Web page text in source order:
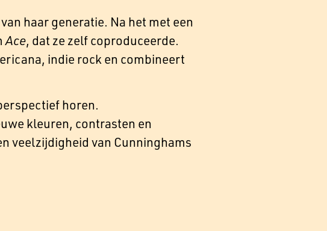
haar generatie. Na het met een
Ace, dat ze zelf coproduceerde.
indie rock en combineert
horen.
kleuren, contrasten en
veelzijdigheid van Cunninghams